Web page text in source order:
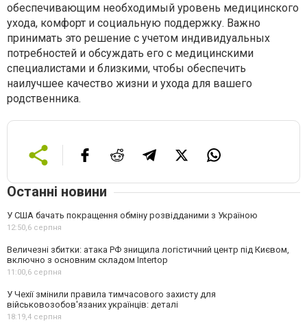
обеспечивающим необходимый уровень медицинского
ухода, комфорт и социальную поддержку. Важно
принимать это решение с учетом индивидуальных
потребностей и обсуждать его с медицинскими
специалистами и близкими, чтобы обеспечить
наилучшее качество жизни и ухода для вашего
родственника.
Останні новини
У США бачать покращення обміну розвідданими з Україною
12:50,6 серпня
Величезні збитки: атака РФ знищила логістичний центр під Києвом,
включно з основним складом Intertop
11:00,6 серпня
У Чехії змінили правила тимчасового захисту для
військовозобов'язаних українців: деталі
18:19,4 серпня